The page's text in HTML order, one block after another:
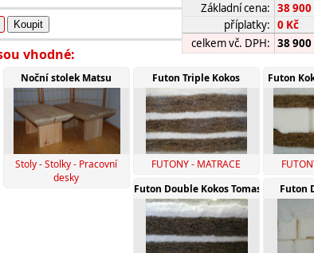
Základní cena: 38 900
příplatky: 0 Kč
celkem vč. DPH: 38 900
Koupit
vhodné:
Noční stolek Matsu
Stoly - Stolky - Pracovní
desky
Futon Triple Kokos
FUTONY - MATRACE
Futon
Futon Double Kokos Tomasan
Futon